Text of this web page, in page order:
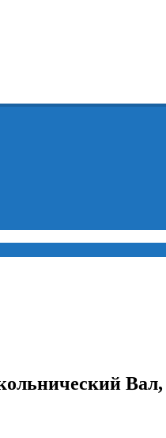
Вал,